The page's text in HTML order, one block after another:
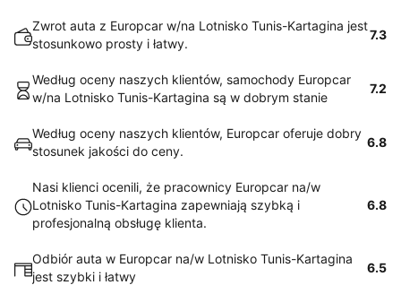
Zwrot auta z Europcar w/na Lotnisko Tunis-Kartagina jest
stosunkowo prosty i łatwy.
7.3
Według oceny naszych klientów, samochody Europcar
w/na Lotnisko Tunis-Kartagina są w dobrym stanie
7.2
Według oceny naszych klientów, Europcar oferuje dobry
stosunek jakości do ceny.
6.8
Nasi klienci ocenili, że pracownicy Europcar na/w
Lotnisko Tunis-Kartagina zapewniają szybką i
profesjonalną obsługę klienta.
6.8
Odbiór auta w Europcar na/w Lotnisko Tunis-Kartagina
jest szybki i łatwy
6.5